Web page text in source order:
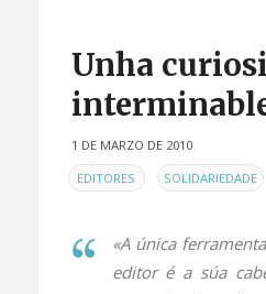
Unha
1 DE MARZO DE 2010
ENEDITORES , SOLIDARIEDADE
«A única
editor é a súa